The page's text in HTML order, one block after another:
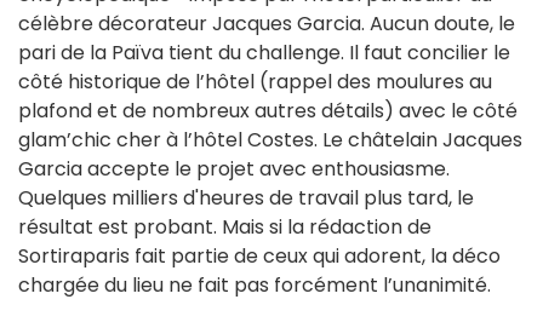
célèbre décorateur Jacques Garcia. Aucun doute, le
pari de la Païva tient du challenge. Il faut concilier le
côté historique de l’hôtel (rappel des moulures au
plafond et de nombreux autres détails) avec le côté
glam’chic cher à l’hôtel Costes. Le châtelain Jacques
Garcia accepte le projet avec enthousiasme.
Quelques milliers d'heures de travail plus tard, le
résultat est probant. Mais si la rédaction de
Sortiraparis fait partie de ceux qui adorent, la déco
chargée du lieu ne fait pas forcément l’unanimité.